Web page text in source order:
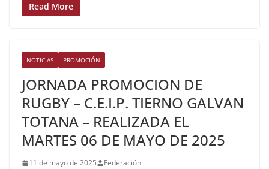
Read More
NOTICIAS PROMOCIÓN
JORNADA PROMOCION DE
RUGBY – C.E.I.P. TIERNO GALVAN
TOTANA – REALIZADA EL
MARTES 06 DE MAYO DE 2025
11 de mayo de 2025 Federación